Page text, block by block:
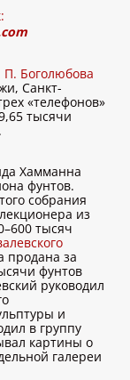
П. Боголюбова
Санкт-
«телефонов»
тысячи
Хамманна
фунтов.
собрания
из
тысяч
продана за
фунтов
руководил
и
в группу
картины о
галереи